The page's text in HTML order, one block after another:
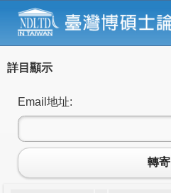
詳目顯示
Email地址:
轉寄